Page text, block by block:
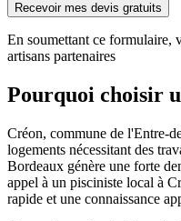
Recevoir mes devis gratuits
En soumettant ce formulaire,
artisans partenaires
Pourquoi choisir
Créon, commune de l'Entre-
logements nécessitant des
Bordeaux génère une forte
appel à un pisciniste local à
rapide et une connaissance